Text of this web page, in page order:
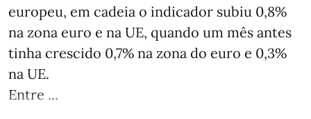
europeu, em cadeia o indicador subiu 0,8%
na zona euro e na UE, quando um mês antes
tinha crescido 0,7% na zona do euro e 0,3%
na UE.
Entre ...